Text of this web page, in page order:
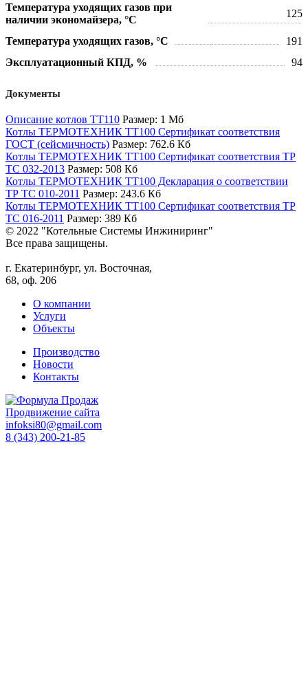
Температура уходящих газов при
наличии экономайзера, °C
125
Температура уходящих газов, °C
191
Эксплуатационный КПД, %
94
Документы
Описание котлов TT110 Размер: 1 Мб
Котлы ТЕРМОТЕХНИК ТТ100 Сертификат соответствия
ГОСТ (сейсмичность) Размер: 762.6 Кб
Котлы ТЕРМОТЕХНИК ТТ100 Сертификат соответствия ТР
ТС 032-2013 Размер: 508 Кб
Котлы ТЕРМОТЕХНИК ТТ100 Декларация о соответствии
ТР ТС 010-2011 Размер: 243.6 Кб
Котлы ТЕРМОТЕХНИК ТТ100 Сертификат соответствия ТР
ТС 016-2011 Размер: 389 Кб
© 2022 "Котельные Системы Инжиниринг"
Все права защищены.
г. Екатеринбург, ул. Восточная,
68, оф. 206
О компании
Услуги
Объекты
Производство
Новости
Контакты
Продвижение сайта
infoksi80@gmail.com
8 (343) 200-21-85